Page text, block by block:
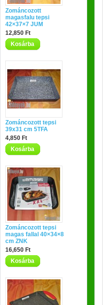
Zománcozott
magasfalu tepsi
42×37×7 JUM
12,850 Ft
Kosárba
Zománcozott tepsi
39x31 cm 5TFA
4,850 Ft
Kosárba
Zománcozott tepsi
magas fallal 40×34×8
cm ZNK
16,650 Ft
Kosárba